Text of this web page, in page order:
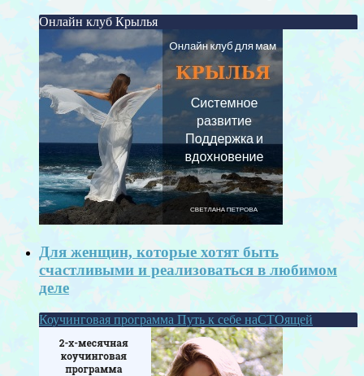
Онлайн клуб Крылья
Для женщин, которые хотят быть
счастливыми и реализоваться в любимом
деле
Коучинговая программа Путь к себе наСТОящей